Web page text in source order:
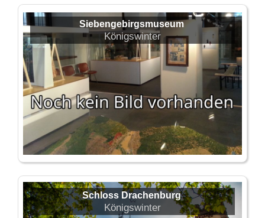
Siebengebirgsmuseum
Königswinter
Schloss Drachenburg
Königswinter